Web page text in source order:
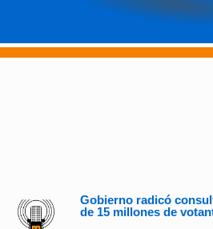
Gobierno radicó
de 15 millones de